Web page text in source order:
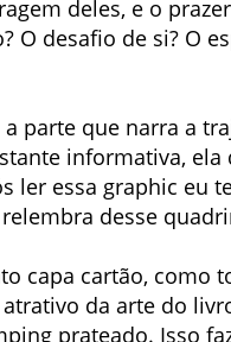
deles, e o
O desafio de si? O
parte que narra a
informativa,
ler essa graphic eu
desse
capa cartão, como
da arte do
prateado. Isso